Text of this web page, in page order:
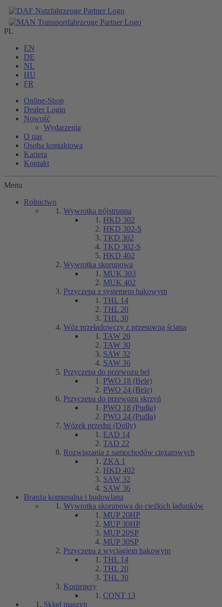
PL
EN
DE
NL
HU
FR
Online-Shop
Dealer Login
Nowość
Wydarzenia
O nas
Osoba kontaktowa
Kariera
Kontakt
Menu
Rolnictwo
Wywrotka trójstronna
HKD 302
HKD 302-S
TKD 302
TKD 302-S
HKD 402
Wywrotka skorupowa
MUK 303
MUK 402
Przyczepa z systemem hakowym
THL 14
THL 20
THL 30
Wóz przeładowczy z przesuwną ścianą
TAW 20
TAW 30
SAW 32
SAW 36
Przyczepa do przewozu bel
PWO 18 (Bele)
PWO 24 (Bele)
Przyczepa do przewozu skrzyń
PWO 18 (Pudła)
PWO 24 (Pudła)
Wózek przedni (Dolly)
EAD 14
TAD 22
Rozwiązania z samochodów ciężarowych
ZKA 1
HKD 402
SAW 32
SAW 36
Branża komunalna i budowlana
Wywrotka skorupowa do ciężkich ładunków
MUP 20HP
MUP 30HP
MUP 20SP
MUP 30SP
Przyczepa z wyciągiem hakowym
THL 14
THL 20
THL 30
Kontenery
CONT 13
Skład maszyn